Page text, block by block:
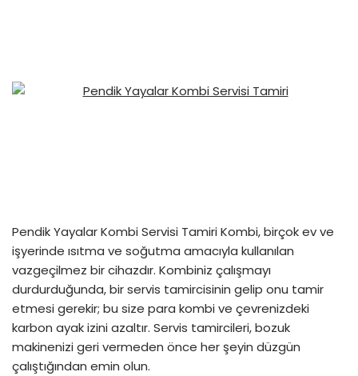
Pendik Yayalar Kombi Servisi Tamiri Kombi, birçok ev ve
işyerinde ısıtma ve soğutma amacıyla kullanılan
vazgeçilmez bir cihazdır. Kombiniz çalışmayı
durdurduğunda, bir servis tamircisinin gelip onu tamir
etmesi gerekir; bu size para kombi ve çevrenizdeki
karbon ayak izini azaltır. Servis tamircileri, bozuk
makinenizi geri vermeden önce her şeyin düzgün
çalıştığından emin olun.